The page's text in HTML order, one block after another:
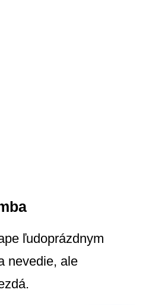
ľudoprázdnym
nevedie, ale